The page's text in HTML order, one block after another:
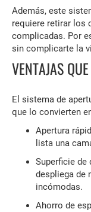
Además, este
requiere retirar los
complicadas. Por
sin complicarte la
VENTAJAS
El sistema de
que lo convierten
Apertura
lista una
Superficie
despliega de
incómodas.
Ahorro de